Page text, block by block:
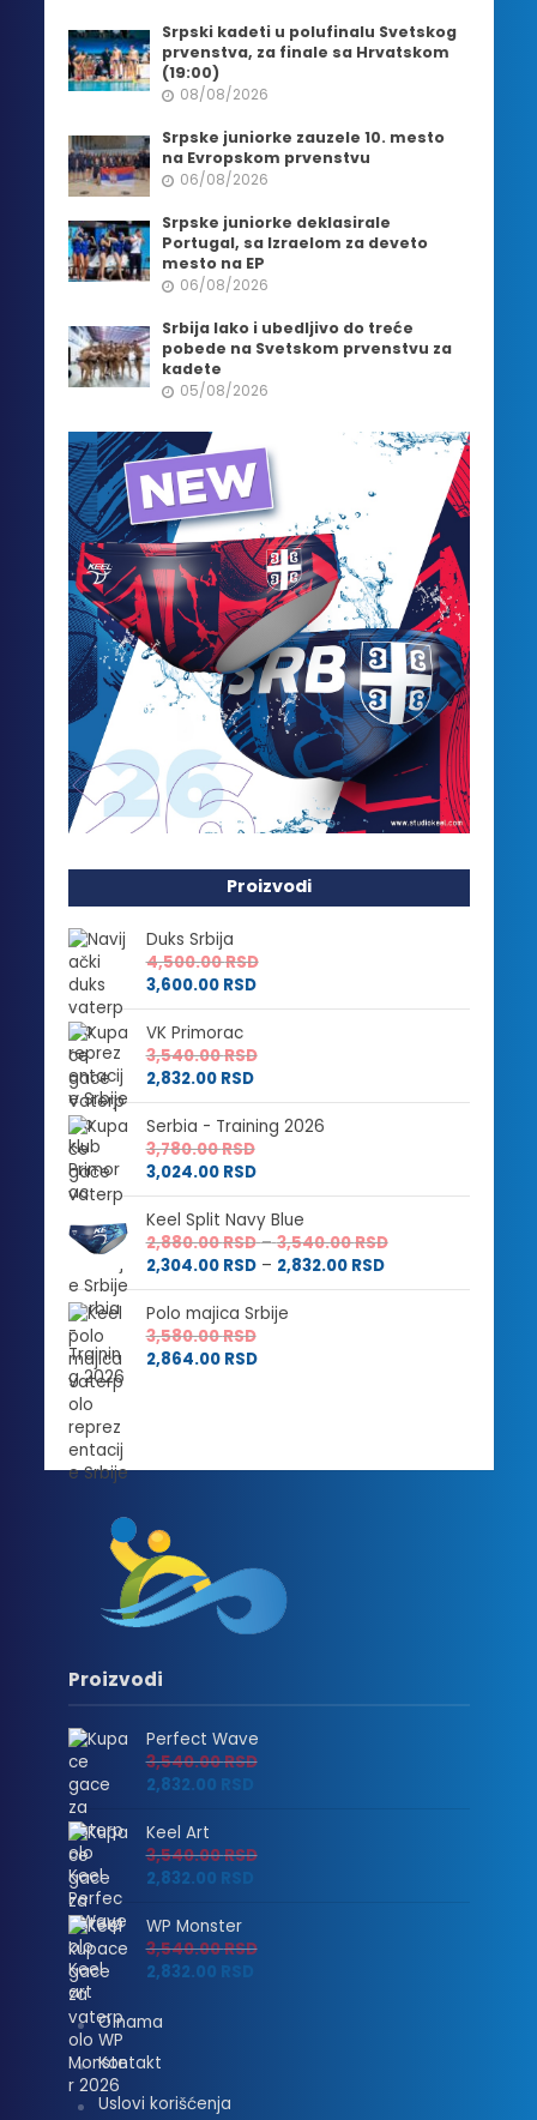
Srpski kadeti u polufinalu Svetskog
prvenstva, za finale sa Hrvatskom
(19:00)
08/08/2026
Srpske juniorke zauzele 10. mesto
na Evropskom prvenstvu
06/08/2026
Srpske juniorke deklasirale
Portugal, sa Izraelom za deveto
mesto na EP
06/08/2026
Srbija lako i ubedljivo do treće
pobede na Svetskom prvenstvu za
kadete
05/08/2026
Proizvodi
Duks Srbija
4,500.00RSD
3,600.00 RSD
VK Primorac
3,540.00RSD
2,832.00 RSD
Serbia - Training 2026
3,780.00RSD
3,024.00 RSD
Keel Split Navy Blue
2,880.00RSD – 3,540.00RSDRaspon
od
2,304.00 RSD – 2,832.00 RSDRaspon
cena:
Polo majica Srbije
3,580.00RSD
2,864.00 RSD
Proizvodi
Perfect Wave
3,540.00RSD
2,832.00 RSD
Keel Art
3,540.00RSD
2,832.00 RSD
WP Monster
3,540.00RSD
2,832.00 RSD
O nama
Kontakt
Uslovi korišćenja